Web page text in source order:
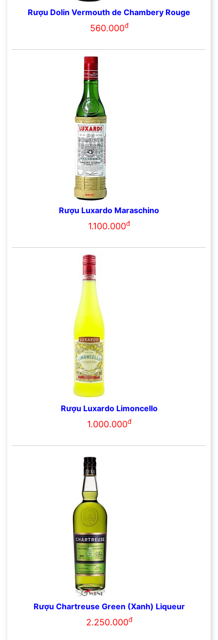
Rượu Dolin Vermouth de Chambery Rouge
560.000đ
Rượu Luxardo Maraschino
1.100.000đ
Rượu Luxardo Limoncello
1.000.000đ
Rượu Chartreuse Green (Xanh) Liqueur
2.250.000đ